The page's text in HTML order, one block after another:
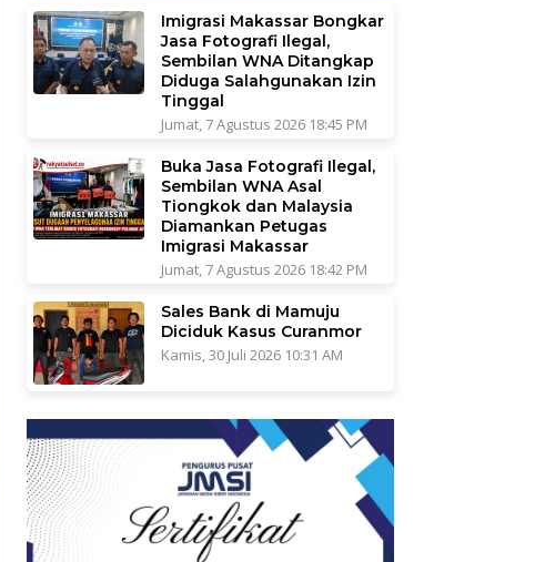
Imigrasi Makassar Bongkar
Jasa Fotografi Ilegal,
Sembilan WNA Ditangkap
Diduga Salahgunakan Izin
Tinggal
Jumat, 7 Agustus 2026 18:45 PM
Buka Jasa Fotografi Ilegal,
Sembilan WNA Asal
Tiongkok dan Malaysia
Diamankan Petugas
Imigrasi Makassar
Jumat, 7 Agustus 2026 18:42 PM
Sales Bank di Mamuju
Diciduk Kasus Curanmor
Kamis, 30 Juli 2026 10:31 AM